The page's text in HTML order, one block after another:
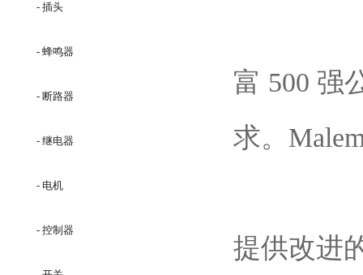
- 插头
- 蜂鸣器
- 断路器
- 继电器
- 电机
- 控制器
富 500 强
求。
提供改进